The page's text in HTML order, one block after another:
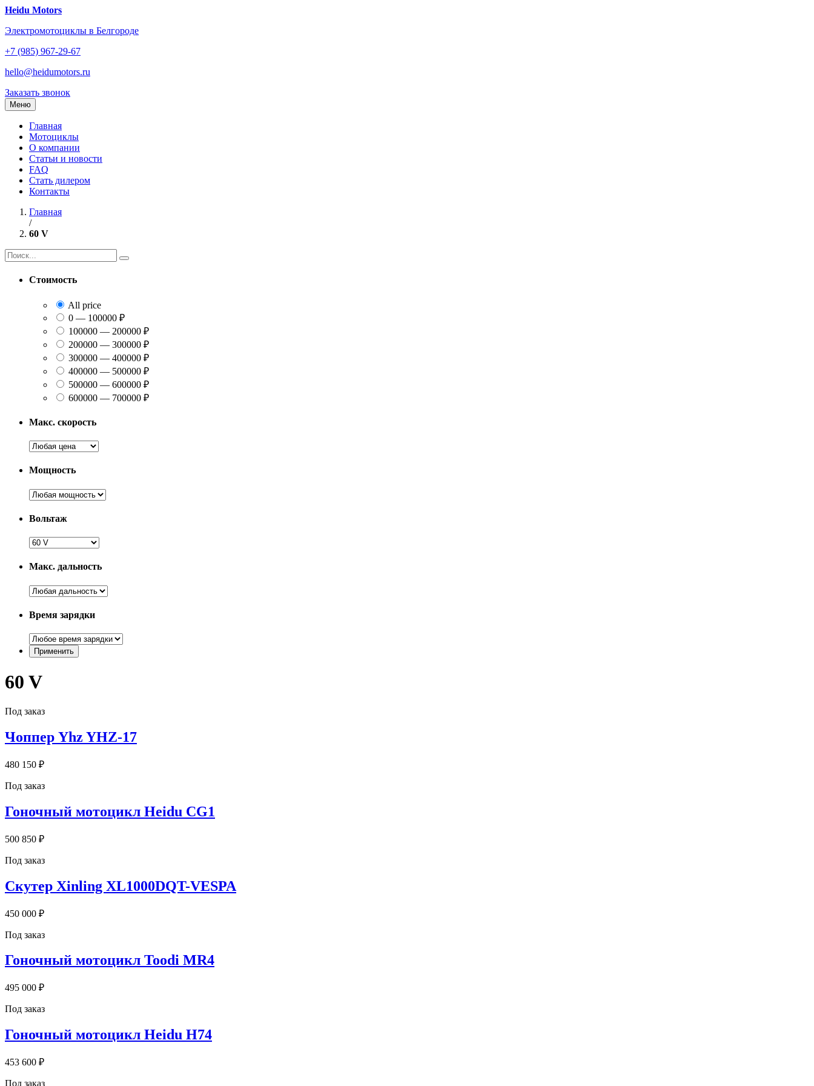
Перейти
содержанию
Heidu Motors
Электромотоциклы в Белгороде
+7 (985) 967-29-67
hello@heidumotors.ru
Заказать звонок
Меню
Главная
Мотоциклы
О компании
Статьи и новости
FAQ
Стать дилером
Контакты
Главная
/
60 V
Найти:
Стоимость
All price
0 — 100000 ₽
100000 — 200000 ₽
200000 — 300000 ₽
300000 — 400000 ₽
400000 — 500000 ₽
500000 — 600000 ₽
600000 — 700000 ₽
Макс. скорость
Мощность
Вольтаж
Макс. дальность
Время зарядки
60 V
Под заказ
Чоппер Yhz YHZ-17
480 150 ₽
Под заказ
Гоночный мотоцикл Heidu CG1
500 850 ₽
Под заказ
Скутер Xinling XL1000DQT-VESPA
450 000 ₽
Под заказ
Гоночный мотоцикл Toodi MR4
495 000 ₽
Под заказ
Гоночный мотоцикл Heidu H74
453 600 ₽
Под заказ